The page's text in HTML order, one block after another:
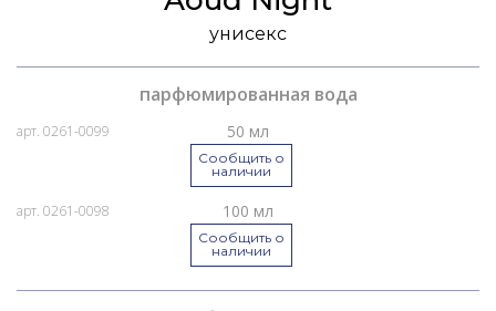
унисекс
парфюмированная вода
арт. 0261-0099 50 мл
Сообщить о
наличии
арт. 0261-0098 100 мл
Сообщить о
наличии